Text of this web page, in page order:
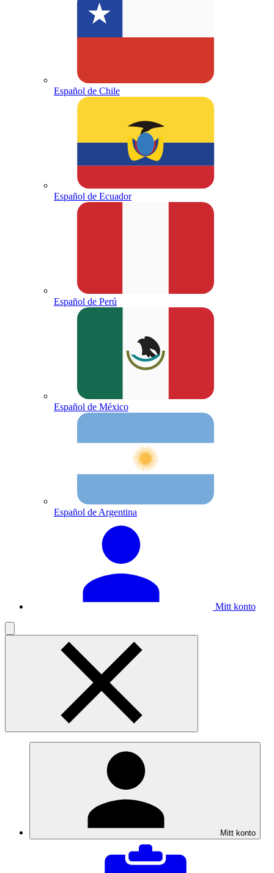
Español de Chile
Español de Ecuador
Español de Perú
Español de México
Español de Argentina
Mitt konto
Mitt konto